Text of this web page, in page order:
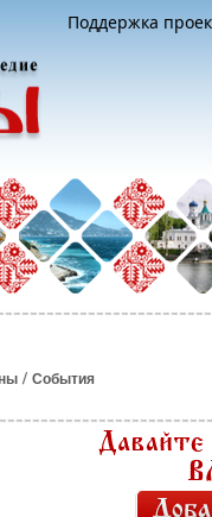
Поддержка
/ События